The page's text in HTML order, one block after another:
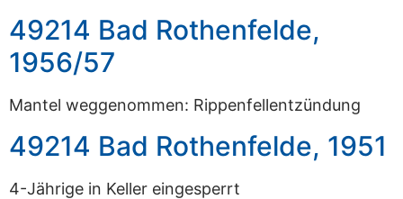
49214 Bad Rothenfelde,
1956/57
Mantel weggenommen: Rippenfellentzündung
49214 Bad Rothenfelde, 1951
4-Jährige in Keller eingesperrt